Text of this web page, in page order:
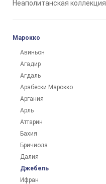
Неаполитанская коллекция
Марокко
Авиньон
Агадир
Агдаль
Арабески Марокко
Аргания
Арль
Аттарин
Бахия
Бричиола
Далия
Джебель
Ифран